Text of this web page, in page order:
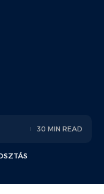
30 MIN READ